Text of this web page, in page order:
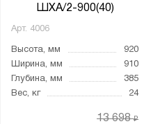
ШХА/2-900(40)
Арт. 4006
Высота, мм
920
Ширина, мм
910
Глубина, мм
385
Вес, кг
24
13 698₽